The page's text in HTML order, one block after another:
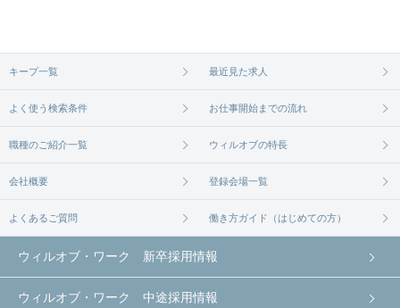
無料相談の登録はコチラから
キープ一覧 最近見た求人
よく使う検索条件 お仕事開始までの流れ
職種のご紹介一覧 ウィルオブの特長
会社概要 登録会場一覧
よくあるご質問 働き方ガイド（はじめての方）
ウィルオブ・ワーク 新卒採用情報
ウィルオブ・ワーク 中途採用情報